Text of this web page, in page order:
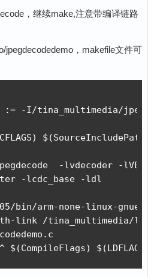
，继续make,注意带编译链路
jpegdecodedemo，makefile文件可
:= -I/tina_multimedia/
$(SourceIncludePath)
-lvdecoder -lVE \
-lcdc_base -ldl
bin/arm-none-linux-
link /tina_multimedia/
$(CompileFlags) $(LDFLAGS)